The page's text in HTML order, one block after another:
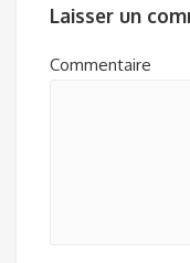
Laisser un
Commentaire